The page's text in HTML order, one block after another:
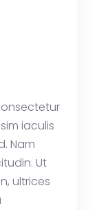
iaculis
Nam
Ut
ultrices